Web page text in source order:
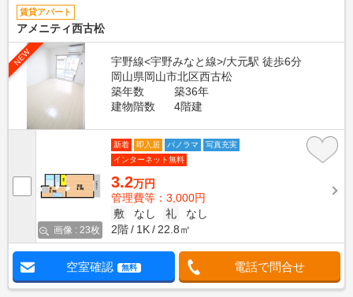
賃貸アパート
アメニティ西古松
NEW
宇野線<宇野みなと線>/大元駅 徒歩6分
岡山県岡山市北区西古松
築年数
築36年
建物階数
4階建
画像 : 23枚
新着 即入居 パノラマ
写真充実
インターネット無料
3.2万円
管理費等：3,000円
敷
なし 礼
なし
2階
1K 22.8㎡
空室確認 無料 電話で問合せ